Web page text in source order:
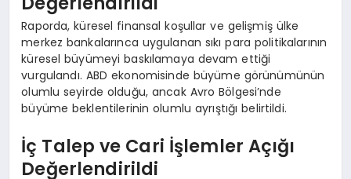
Raporda, küresel finansal koşullar ve gelişmiş ülke
merkez bankalarınca uygulanan sıkı para politikalarının
küresel büyümeyi baskılamaya devam ettiği
vurgulandı. ABD ekonomisinde büyüme görünümünün
olumlu seyirde olduğu, ancak Avro Bölgesi’nde
büyüme beklentilerinin olumlu ayrıştığı belirtildi.
İç Talep ve Cari İşlemler Açığı
Değerlendirildi